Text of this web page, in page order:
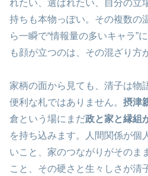
れたい、選ばれたい、自分の立
持ちも本物っぽい。その複数の
ら一瞬で“情報量の多いキャラ”
も顔が立つのは、その混ざり方
家柄の面から見ても、清子は物
便利な札ではありません。 摂津
倉という場にまだ政と家と縁組
を持ち込みます。人間関係が個
いこと、家のつながりがそのま
こと、その硬さと生々しさが清